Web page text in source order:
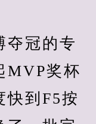
冠的专
MVP奖杯
快到F5按